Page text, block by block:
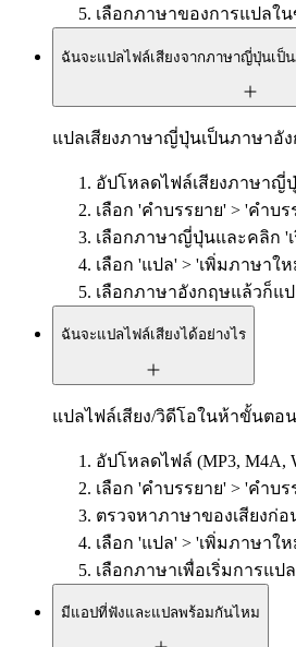
เลือกภาษาของการแปลใ
ฉันจะแปลไฟล์เสียงจากภาษาญี่ปุ่นเป็
แปลเสียงภาษาญี่ปุ่นเป็นภาษาอั
อัปโหลดไฟล์เสียงภาษาญี่
เลือก 'คำบรรยาย' > 'คำบ
เลือกภาษาญี่ปุ่นและคลิก '
เลือก 'แปล' > 'เพิ่มภาษาใ
เลือกภาษาอังกฤษแล้วก็แ
ฉันจะแปลไฟล์เสียงได้อย่างไร
แปลไฟล์เสียง/วิดีโอในห้าขั้นตอ
อัปโหลดไฟล์ (MP3, M4A,
เลือก 'คำบรรยาย' > 'คำบ
ตรวจหาภาษาของเสียงก่อ
เลือก 'แปล' > 'เพิ่มภาษาใ
เลือกภาษาเพื่อเริ่มการแป
มีแอปที่ฟังและแปลพร้อมกันไหม